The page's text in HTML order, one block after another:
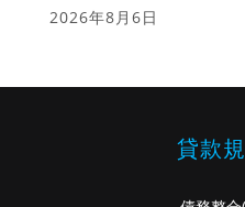
2026年8月6日
貸款